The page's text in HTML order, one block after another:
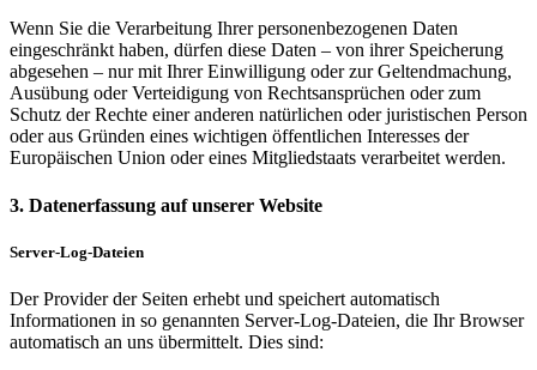
Wenn Sie die Verarbeitung Ihrer personenbezogenen Daten
eingeschränkt haben, dürfen diese Daten – von ihrer Speicherung
abgesehen – nur mit Ihrer Einwilligung oder zur Geltendmachung,
Ausübung oder Verteidigung von Rechtsansprüchen oder zum
Schutz der Rechte einer anderen natürlichen oder juristischen Person
oder aus Gründen eines wichtigen öffentlichen Interesses der
Europäischen Union oder eines Mitgliedstaats verarbeitet werden.
3. Datenerfassung auf unserer Website
Server-Log-Dateien
Der Provider der Seiten erhebt und speichert automatisch
Informationen in so genannten Server-Log-Dateien, die Ihr Browser
automatisch an uns übermittelt. Dies sind: